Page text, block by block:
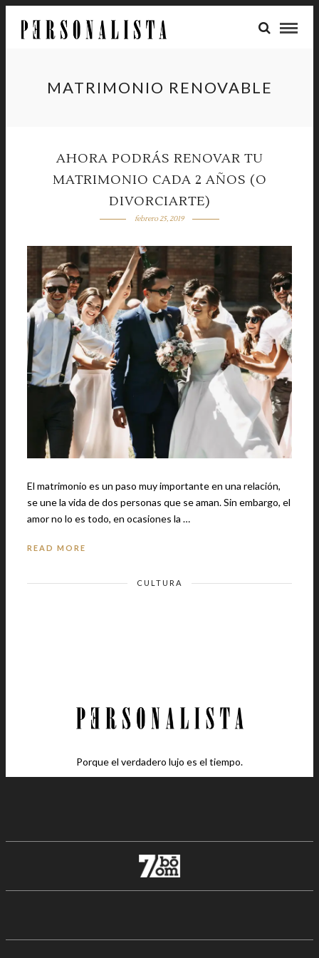
MATRIMONIO RENOVABLE
AHORA PODRÁS RENOVAR TU
MATRIMONIO CADA 2 AÑOS (O
DIVORCIARTE)
febrero 25, 2019
El matrimonio es un paso muy importante en una relación,
se une la vida de dos personas que se aman. Sin embargo, el
amor no lo es todo, en ocasiones la …
READ MORE
CULTURA
Porque el verdadero lujo es el tiempo.